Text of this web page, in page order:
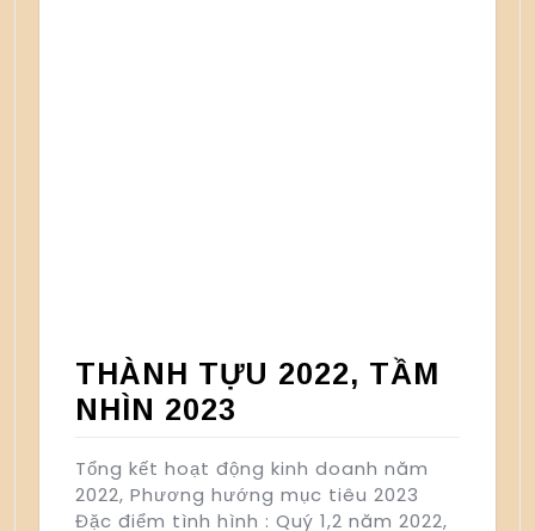
THÀNH TỰU 2022, TẦM
NHÌN 2023
Tổng kết hoạt động kinh doanh năm
2022, Phương hướng mục tiêu 2023
Đặc điểm tình hình : Quý 1,2 năm 2022,